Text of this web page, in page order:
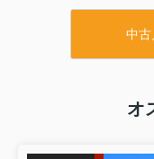
能 茂原市立茂原小
中古
オ